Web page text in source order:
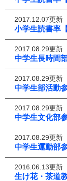
2017.12.07更新
小学生読書率
2017.08.29更新
中学生長時間
2017.08.29更新
中学生部活動
2017.08.29更新
中学生文化部
2017.08.29更新
中学生運動部
2016.06.13更新
生け花・茶道